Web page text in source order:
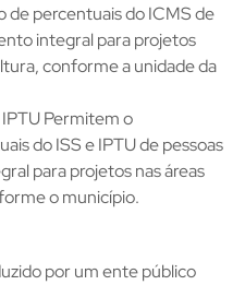
percentuais do ICMS de
integral para projetos
conforme a unidade da
Permitem o
do ISS e IPTU de pessoas
para projetos nas áreas
o município.
por um ente público